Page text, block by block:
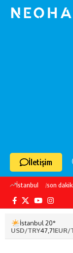
İletişim
İstanbul son
İstanbul 20°
USD/TRY47,71EUR/